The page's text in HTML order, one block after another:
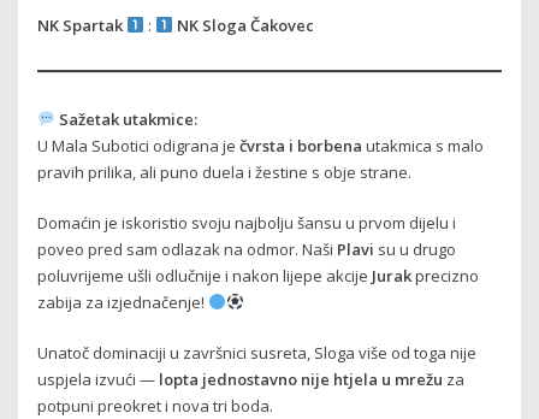
NK Spartak : NK Sloga Čakovec
Sažetak utakmice:
U Mala Subotici odigrana ječvrsta i borbena utakmica s malo
pravih prilika, ali puno duela i žestine s obje strane.
Domaćin je iskoristio svoju najbolju šansu u prvom dijelu i
poveo pred sam odlazak na odmor. Naši Plavi su u drugo
poluvrijeme ušli odlučnije i nakon lijepe akcije Jurakprecizno
zabija za izjednačenje!
Unatoč dominaciji u završnici susreta, Sloga više od toga nije
uspjela izvući — lopta jednostavno nije htjela u mrežu za
potpuni preokret i nova tri boda.